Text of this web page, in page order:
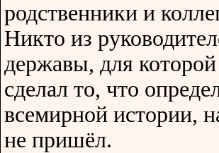
родственники и
Никто из
державы, для
сделал то, что
всемирной истории,
не пришёл.